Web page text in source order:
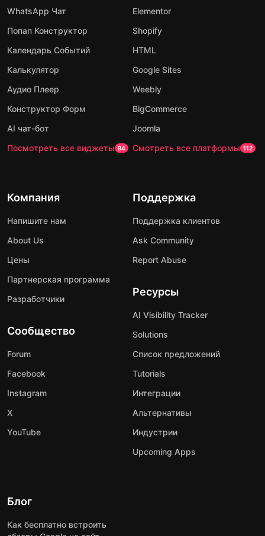
WhatsApp Чат
Попап Конструктор
Календарь Событий
Калькулятор
Аудио Плеер
Конструктор Форм
AI чат-бот
Посмотреть все виджеты 94
Elementor
Shopify
HTML
Google Sites
Weebly
BigCommerce
Joomla
Смотреть все платформы 112
Компания
Напишите нам
About Us
Цены
Партнерская программа
Разработчики
Сообщество
Forum
Facebook
Instagram
X
YouTube
Поддержка
Поддержка клиентов
Ask Community
Report Abuse
Ресурсы
AI Visibility Tracker
Solutions
Список предложений
Tutorials
Интеграции
Альтернативы
Индустрии
Upcoming Apps
Блог
Как бесплатно встроить